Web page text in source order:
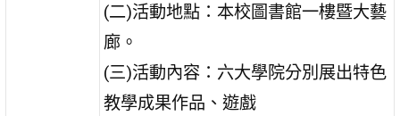
(二)活動地點：本校圖書館一樓暨大藝
廊。
(三)活動內容：六大學院分別展出特色
教學成果作品、遊戲